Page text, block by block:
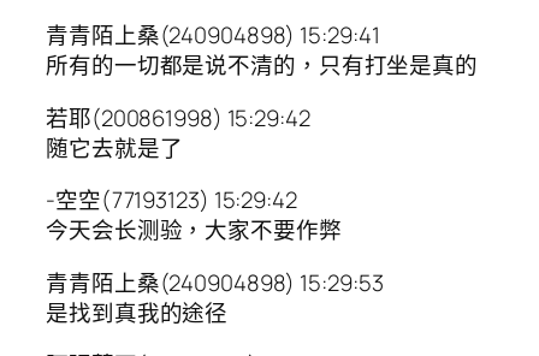
青青陌上桑(240904898) 15:29:41
所有的一切都是说不清的，只有打坐是真的
若耶(200861998) 15:29:42
随它去就是了
-空空(77193123) 15:29:42
今天会长测验，大家不要作弊
青青陌上桑(240904898) 15:29:53
是找到真我的途径